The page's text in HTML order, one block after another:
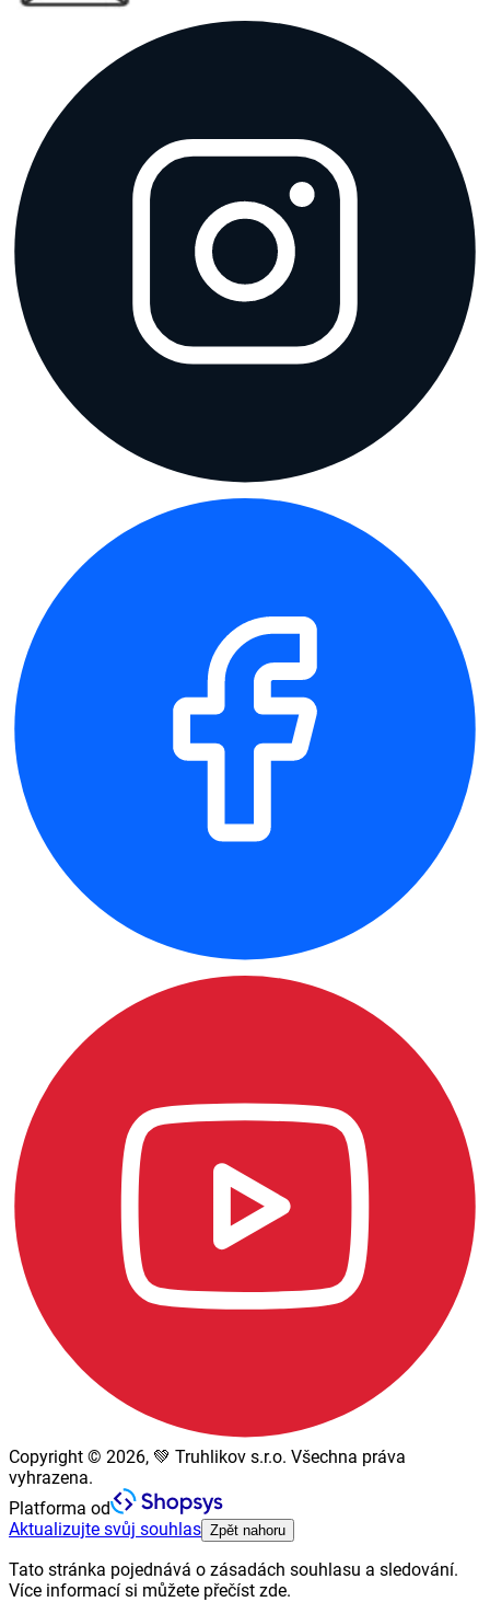
Copyright © 2026, 💚 Truhlikov s.r.o. Všechna práva
vyhrazena.
Platforma od
Aktualizujte svůj souhlas Zpět nahoru
Tato stránka pojednává o zásadách souhlasu a sledování.
Více informací si můžete přečíst zde.